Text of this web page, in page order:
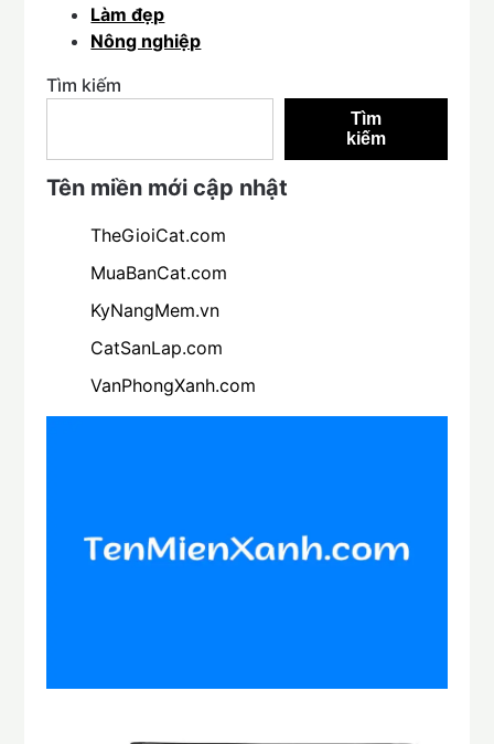
Làm đẹp
Nông nghiệp
Tìm kiếm
Tìm
kiếm
Tên miền mới cập nhật
TheGioiCat.com
MuaBanCat.com
KyNangMem.vn
CatSanLap.com
VanPhongXanh.com